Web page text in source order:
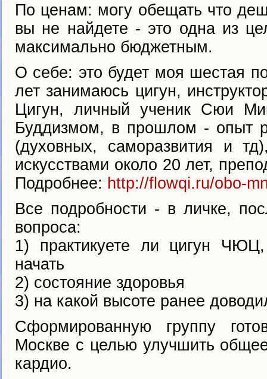
По ценам: могу обещать что
вы не найдете - это одна из
максимально бюджетным.
О себе: это будет моя шестая
лет занимаюсь цигун,
Цигун, личный ученик Сюи
Буддизмом, в прошлом - опыт
(духовных, саморазвития и
искусствами около 20 лет,
Подробнее: http://flowqi.ru/obo-
Все подробности - в личке,
вопроса:
1) практикуете ли цигун
начать
2) состояние здоровья
3) на какой высоте ранее
Сформированную группу
Москве с целью улучшить
кардио.